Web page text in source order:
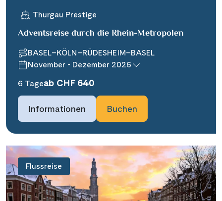
Thurgau Prestige
Adventsreise durch die Rhein-Metropolen
BASEL–KÖLN–RÜDESHEIM–BASEL
November - Dezember 2026
6 Tageab CHF 640
Informationen Buchen
Flussreise